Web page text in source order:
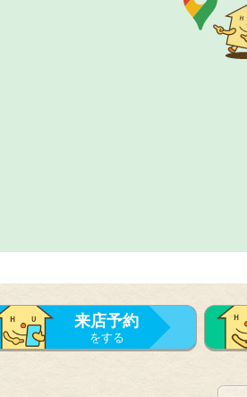
来店予約
をする